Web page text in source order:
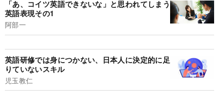
「あ、コイツ英語できないな」と思われてしまう
英語表現その1
阿部一
英語研修では身につかない、日本人に決定的に足
りていないスキル
児玉教仁